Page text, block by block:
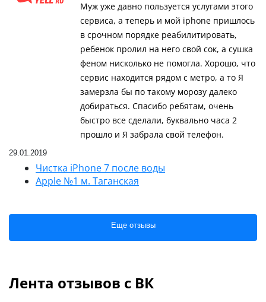
Муж уже давно пользуется услугами этого
сервиса, а теперь и мой iphone пришлось
в срочном порядке реабилитировать,
ребенок пролил на него свой сок, а сушка
феном нисколько не помогла. Хорошо, что
сервис находится рядом с метро, а то Я
замерзла бы по такому морозу далеко
добираться. Спасибо ребятам, очень
быстро все сделали, буквально часа 2
прошло и Я забрала свой телефон.
29.01.2019
Чистка iPhone 7 после воды
Apple №1 м. Таганская
Еще отзывы
Лента отзывов с ВК